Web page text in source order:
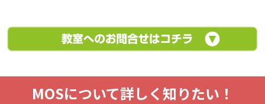
MOSについて詳しく知りたい！